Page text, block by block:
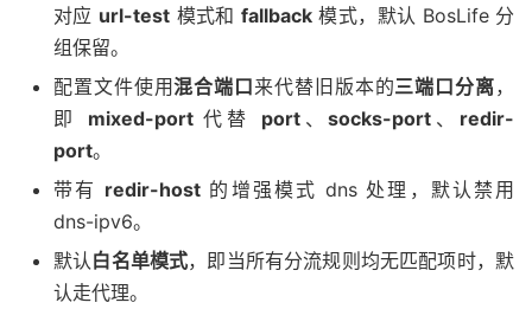
对应 url-test 模式和 fallback 模式，默认 BosLife 分
组保留。
配置文件使用混合端口来代替旧版本的三端口分离，
即 mixed-port代替 port、socks-port 、 redir-
port。
带有 redir-host 的增强模式 dns 处理，默认禁用
dns-ipv6。
默认白名单模式，即当所有分流规则均无匹配项时，默
认走代理。